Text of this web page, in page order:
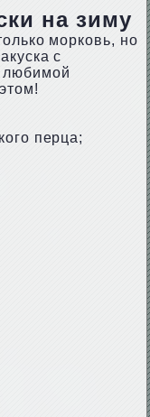
на зиму
морковь, но
с
любимой
перца;